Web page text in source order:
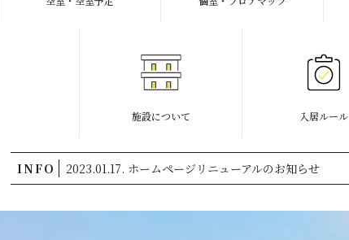
施設について 入居ルール
INFO 2023.01.17. ホームページリニューアルのお知らせ